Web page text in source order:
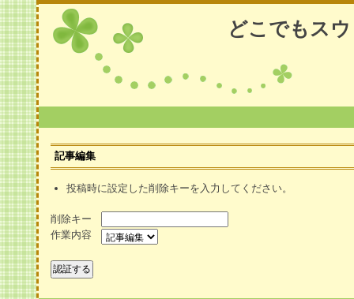
どこでもス
記事編集
投稿時に設定した削除キーを入力してください。
削除キー
作業内容